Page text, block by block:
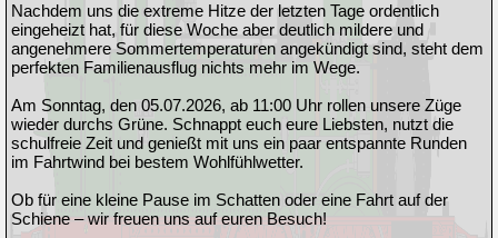
Nachdem uns die extreme Hitze der letzten Tage ordentlich
eingeheizt hat, für diese Woche aber deutlich mildere und
angenehmere Sommertemperaturen angekündigt sind, steht dem
perfekten Familienausflug nichts mehr im Wege.
Am Sonntag, den 05.07.2026, ab 11:00 Uhr rollen unsere Züge
wieder durchs Grüne. Schnappt euch eure Liebsten, nutzt die
schulfreie Zeit und genießt mit uns ein paar entspannte Runden
im Fahrtwind bei bestem Wohlfühlwetter.
Ob für eine kleine Pause im Schatten oder eine Fahrt auf der
Schiene – wir freuen uns auf euren Besuch!